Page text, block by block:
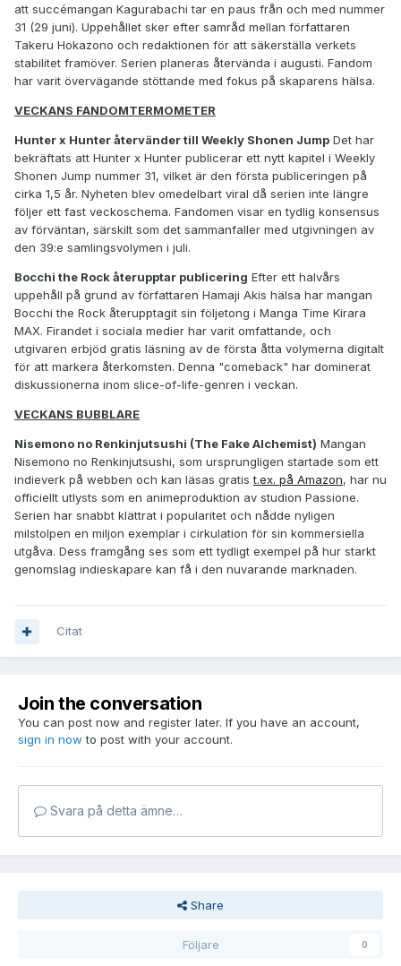
att succémangan Kagurabachi tar en paus från och med nummer
31 (29 juni). Uppehållet sker efter samråd mellan författaren
Takeru Hokazono och redaktionen för att säkerställa verkets
stabilitet framöver. Serien planeras återvända i augusti. Fandom
har varit övervägande stöttande med fokus på skaparens hälsa.
VECKANS FANDOMTERMOMETER
Hunter x Hunter återvänder till Weekly Shonen Jump Det har
bekräftats att Hunter x Hunter publicerar ett nytt kapitel i Weekly
Shonen Jump nummer 31, vilket är den första publiceringen på
cirka 1,5 år. Nyheten blev omedelbart viral då serien inte längre
följer ett fast veckoschema. Fandomen visar en tydlig konsensus
av förväntan, särskilt som det sammanfaller med utgivningen av
den 39:e samlingsvolymen i juli.
Bocchi the Rock återupptar publicering Efter ett halvårs
uppehåll på grund av författaren Hamaji Akis hälsa har mangan
Bocchi the Rock återupptagit sin följetong i Manga Time Kirara
MAX. Firandet i sociala medier har varit omfattande, och
utgivaren erbjöd gratis läsning av de första åtta volymerna digitalt
för att markera återkomsten. Denna "comeback" har dominerat
diskussionerna inom slice-of-life-genren i veckan.
VECKANS BUBBLARE
Nisemono no Renkinjutsushi (The Fake Alchemist) Mangan
Nisemono no Renkinjutsushi, som ursprungligen startade som ett
indieverk på webben och kan läsas gratist.ex. på Amazon, har nu
officiellt utlysts som en animeproduktion av studion Passione.
Serien har snabbt klättrat i popularitet och nådde nyligen
milstolpen en miljon exemplar i cirkulation för sin kommersiella
utgåva. Dess framgång ses som ett tydligt exempel på hur starkt
genomslag indieskapare kan få i den nuvarande marknaden.
Citat
Join the conversation
You can post now and register later. If you have an account,
sign in now to post with your account.
Svara på detta ämne…
Share
Följare 0